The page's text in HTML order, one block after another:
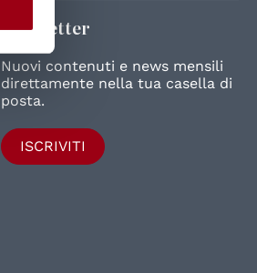
Newsletter
Nuovi contenuti e news mensili
direttamente nella tua casella di
posta.
ISCRIVITI